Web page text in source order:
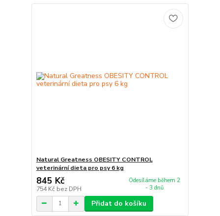
Natural Greatness OBESITY CONTROL
veterinární dieta pro psy 6 kg
845 Kč
754 Kč bez DPH
Odesíláme během 2
- 3 dnů
Přidat do košíku